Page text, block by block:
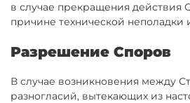
в случае прекращения действия
причине технической
Разрешение Споров
В случае возникновения между
разногласий, вытекающих из